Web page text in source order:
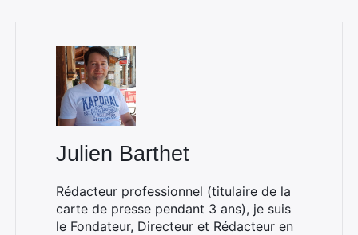
Julien Barthet
Rédacteur professionnel (titulaire de la
carte de presse pendant 3 ans), je suis
le Fondateur, Directeur et Rédacteur en